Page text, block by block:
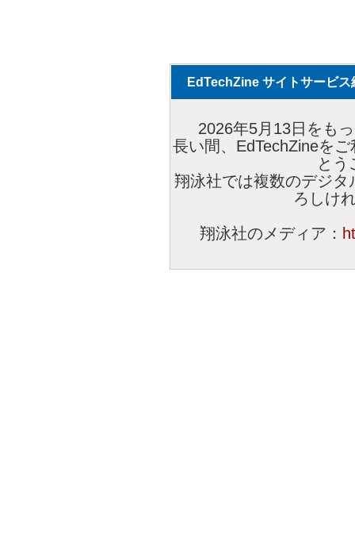
EdTechZine サイトサービス
2026年5月13日をも
長い間、EdTechZineを
とう
翔泳社では複数のデジ
ろしけ
翔泳社のメディア：